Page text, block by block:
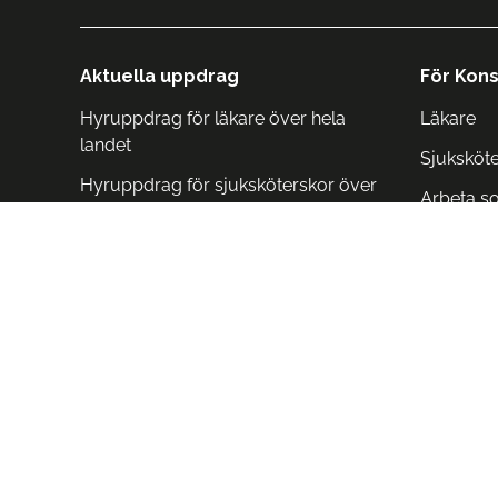
Aktuella uppdrag
Hyruppdrag för läkare över hela
landet
Hyruppdrag för sjuksköterskor över
För
Läkare
Arbeta